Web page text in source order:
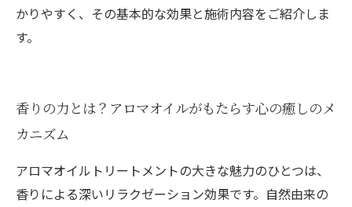
かりやすく、その基本的な効果と施術内容をご紹介しま
す。
香りの力とは？アロマオイルがもたらす心の癒しのメ
カニズム
アロマオイルトリートメントの大きな魅力のひとつは、
香りによる深いリラクゼーション効果です。自然由来の